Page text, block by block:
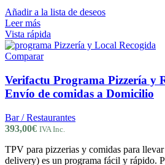
Añadir a la lista de deseos
Leer más
Vista rápida
Comparar
Verifactu Programa Pizzería y
Envío de comidas a Domicilio
Bar / Restaurantes
393,00€ IVA Inc.
TPV para pizzerias y comidas para
delivery) es un programa fácil y rápido.